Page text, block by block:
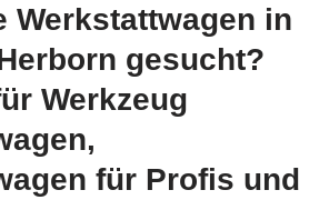
Werkstattwagen in
gesucht?
Werkzeug
für Profis und